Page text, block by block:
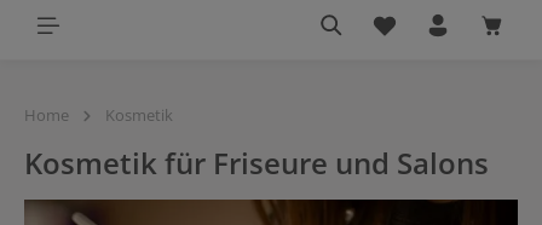
Du hast 0
Home Kosmetik
Kosmetik für Friseure und Salons